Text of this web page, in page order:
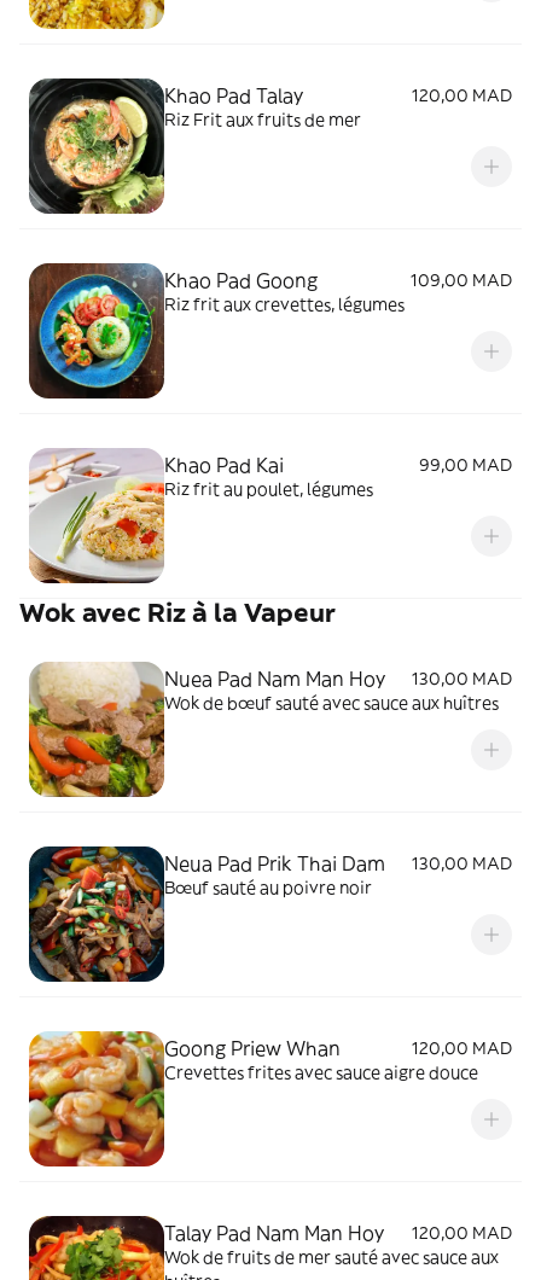
Khao Pad Talay
120,00 MAD
Riz Frit aux fruits de mer
Khao Pad Goong
109,00 MAD
Riz frit aux crevettes, légumes
Khao Pad Kai
99,00 MAD
Riz frit au poulet, légumes
Wok avec Riz à la Vapeur
Nuea Pad Nam Man Hoy
130,00 MAD
Wok de bœuf sauté avec sauce aux huîtres
Neua Pad Prik Thai Dam
130,00 MAD
Bœuf sauté au poivre noir
Goong Priew Whan
120,00 MAD
Crevettes frites avec sauce aigre douce
Talay Pad Nam Man Hoy
120,00 MAD
Wok de fruits de mer sauté avec sauce aux